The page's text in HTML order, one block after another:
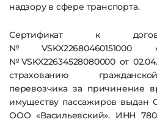
надзору в сфере транспорта.
Сертификат к
№VSKX22634528080000 от
страхованию
перевозчика за причинение
имуществу пассажиров выдан
ООО «Васильевский». ИНН